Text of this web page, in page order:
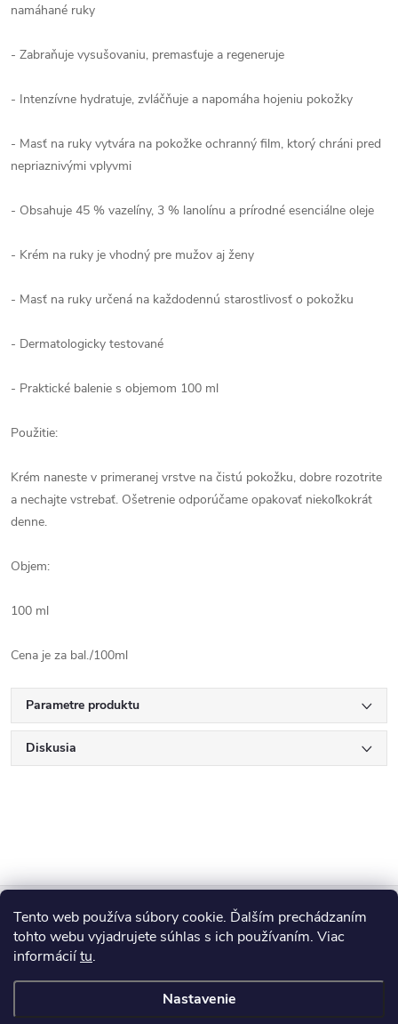
Tento web používa súbory cookie. Ďalším prechádzaním
tohto webu vyjadrujete súhlas s ich používaním. Viac
informáciítu.
Nastavenie
namáhané ruky
- Zabraňuje vysušovaniu, premasťuje a regeneruje
- Intenzívne hydratuje, zvláčňuje a napomáha hojeniu pokožky
- Masť na ruky vytvára na pokožke ochranný film, ktorý chráni pred
nepriaznivými vplyvmi
- Obsahuje 45 % vazelíny, 3 % lanolínu a prírodné esenciálne oleje
- Krém na ruky je vhodný pre mužov aj ženy
- Masť na ruky určená na každodennú starostlivosť o pokožku
- Dermatologicky testované
- Praktické balenie s objemom 100 ml
Použitie:
Krém naneste v primeranej vrstve na čistú pokožku, dobre rozotrite
a nechajte vstrebať. Ošetrenie odporúčame opakovať niekoľkokrát
denne.
Objem:
100 ml
Cena je za bal./100ml
Parametre produktu
Diskusia
Z
á
p
Blog
Informácie pre vás